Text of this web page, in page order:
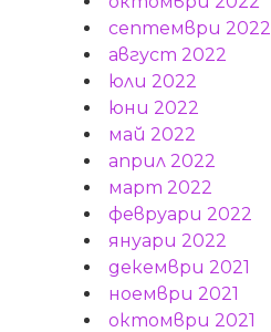
септември 2022
август 2022
юли 2022
юни 2022
май 2022
април 2022
март 2022
февруари 2022
януари 2022
декември 2021
ноември 2021
октомври 2021